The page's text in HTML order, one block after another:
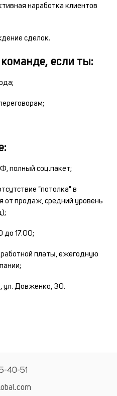
наработка клиентов
сделок.
если ты:
полный соц.пакет;
"потолка" в
от продаж, средний уровень
до 17.00;
платы, ежегодную
ул. Довженко, 30.
40-51